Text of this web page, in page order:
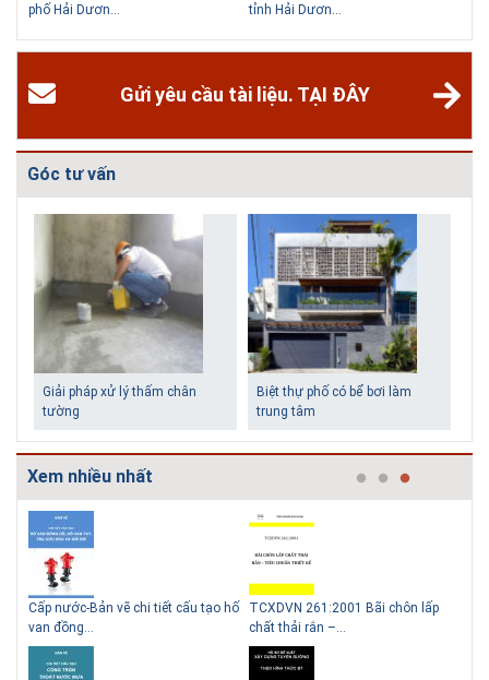
phố Hải Dươn...
tỉnh Hải Dươn...
Gửi yêu cầu tài liệu. TẠI ĐÂY
Góc tư vấn
Giải pháp xử lý thấm chân
tường
Biệt thự phố có bể bơi làm
trung tâm
Những ngôi nhà một tầng ít
tiền vẫn đẹp
Lý do nên sử dụng gạch block
Xem nhiều nhất
Cấp nước-Bản vẽ chi tiết cấu tạo hố
van đồng...
TCXDVN 261:2001 Bãi chôn lấp
chất thải rắn –...